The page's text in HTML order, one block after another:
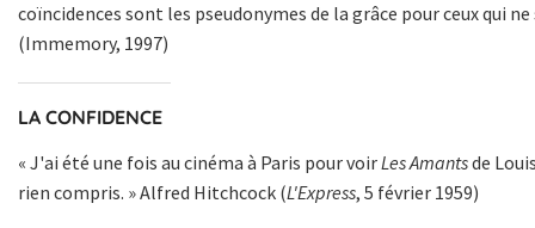
coïncidences sont les pseudonymes de la grâce pour ceux qui
(Immemory, 1997)
LA CONFIDENCE
« J'ai été une fois au cinéma à Paris pour voirLes Amantsde
rien compris. » Alfred Hitchcock (L'Express, 5 février 1959)